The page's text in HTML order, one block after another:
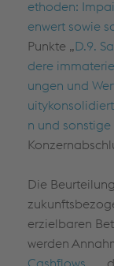
ethoden:
enwert sowie
Punkte „D.9.
dere
ungen und
n und
Die
erzielbaren
werden
Cashflows
,